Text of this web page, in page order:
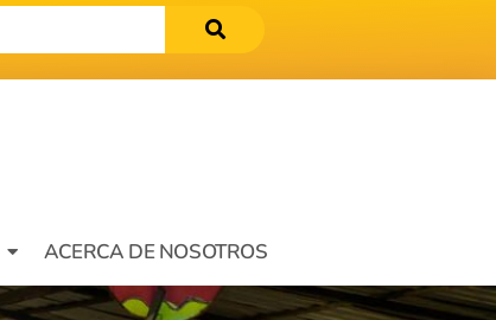
ACERCA DE NOSOTROS